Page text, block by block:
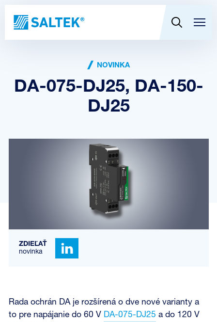
NOVINKA
DA-075-DJ25, DA-150-
DJ25
ZDIEĽAŤ
novinka
Rada ochrán DA je rozšírená o dve nové varianty a
to pre napájanie do 60 V DA-075-DJ25 a do 120 V